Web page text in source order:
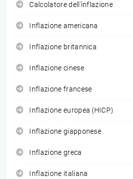
Calcolatore dell'inflazione
Inflazione americana
Inflazione britannica
Inflazione cinese
Inflazione francese
Inflazione europea (HICP)
Inflazione giapponese
Inflazione greca
Inflazione italiana